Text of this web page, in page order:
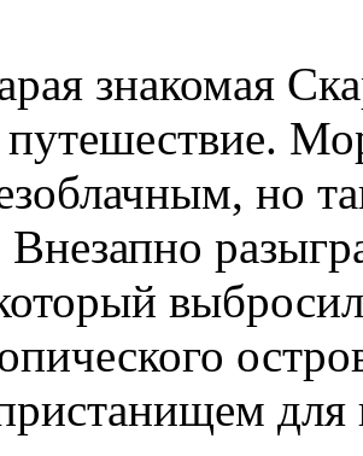
знакомая
путешествие.
но
Внезапно
для